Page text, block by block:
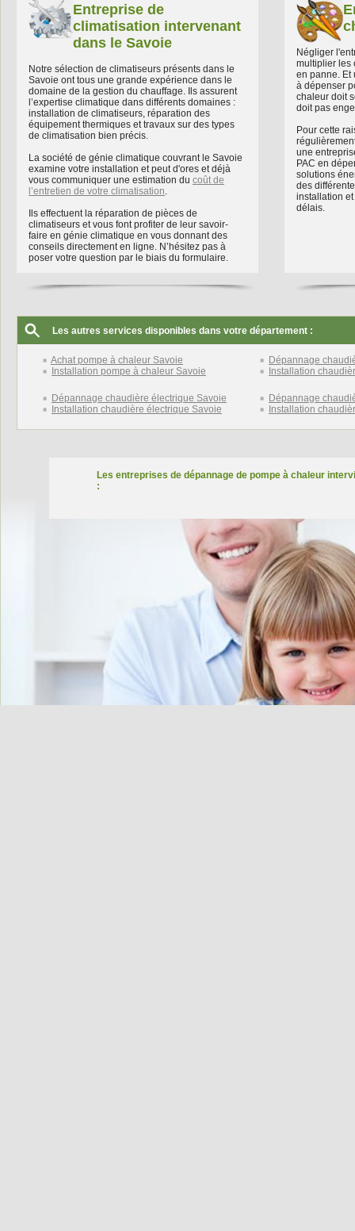
Entreprise de
climatisation intervenant
dans le Savoie
Notre sélection de climatiseurs présents dans le
Savoie ont tous une grande expérience dans le
domaine de la gestion du chauffage. Ils assurent
l’expertise climatique dans différents domaines :
installation de climatiseurs, réparation des
équipement thermiques et travaux sur des types
de climatisation bien précis.
La société de génie climatique couvrant le Savoie
examine votre installation et peut d'ores et déjà
vous communiquer une estimation du coût de
l’entretien de votre climatisation
Ils effectuent la réparation de pièces de
climatiseurs et vous font profiter de leur savoir-
faire en génie climatique en vous donnant des
conseils directement en ligne. N’hésitez pas à
poser votre question par le biais du formulaire.
Négliger
multiplier les
en panne. Et
à dépenser
chaleur doit
doit pas
Pour cette
une
PAC en
solutions
des
installation
délais.
Les autres services disponibles dans votre département :
Achat pompe à chaleur Savoie
Installation pompe à chaleur Savoie
Dépannage
Installation
Dépannage chaudière électrique Savoie
Installation chaudière électrique Savoie
Dépannage
Installation
Les entreprises de dépannage de pompe à chaleur
: